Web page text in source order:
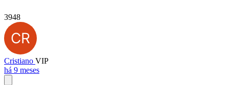
3948
Cristiano VIP
há 9 meses